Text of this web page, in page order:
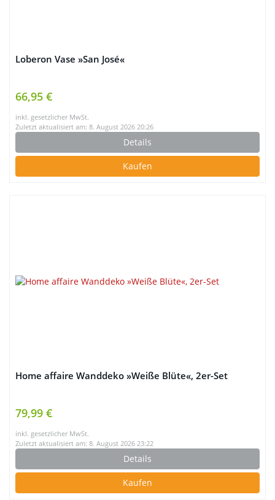
Loberon Vase »San José«
66,95 €
inkl. gesetzlicher MwSt.
Zuletzt aktualisiert am: 8. August 2026 20:26
Details
Kaufen
Home affaire Wanddeko »Weiße Blüte«, 2er-Set
79,99 €
inkl. gesetzlicher MwSt.
Zuletzt aktualisiert am: 8. August 2026 23:22
Details
Kaufen